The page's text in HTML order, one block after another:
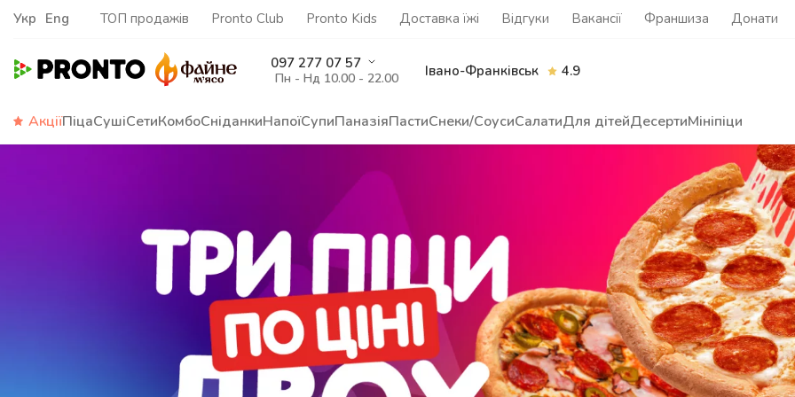
Укр Eng ТОП продажів Pronto Club Pronto Kids Доставка їжі Відгуки Вакансії Франшиза Донати
097 277 07 57
Пн - Нд 10.00 - 22.00 Івано-Франківськ 4.9
АкціїПіцаСушіСетиКомбоСніданкиНапоїСупиПаназіяПастиСнеки/СоусиСалатиДля дітейДесертиМініпіци